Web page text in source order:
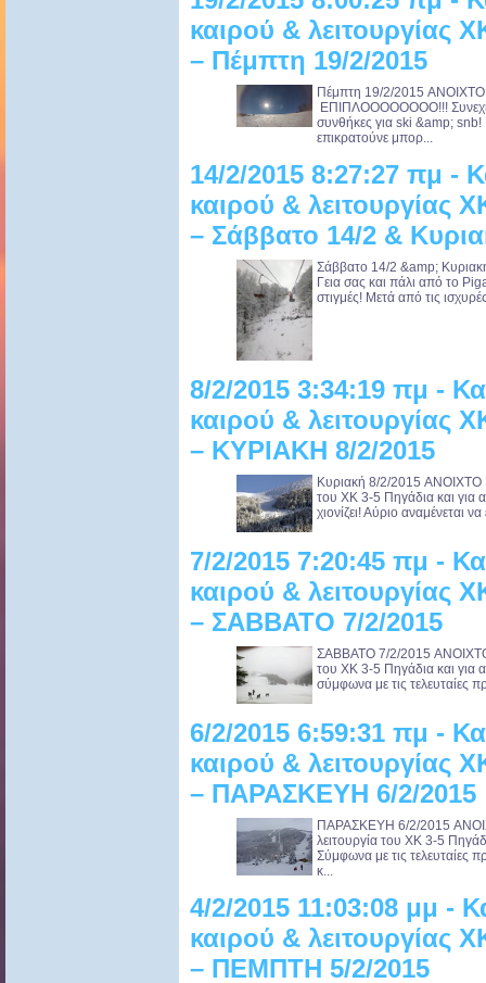
καιρού &
– Πέμπτη 19/2/2015
Πέμπτη 19/2/2015
ΕΠΙΠΛΟΟΟΟΟΟΟΟ!!!
συνθήκες για ski &amp; snb!
επικρατούνε μπορ...
14/2/2015 8:27:27 πμ -
καιρού &
– Σάββατο 14/2 &
Σάββατο 14/2 &amp;
Γεια σας και πάλι από το
στιγμές! Μετά από τις
8/2/2015 3:34:19 πμ -
καιρού &
– ΚΥΡΙΑΚΗ 8/2/2015
Κυριακή 8/2/2015
του ΧΚ 3-5 Πηγάδια και για
χιονίζει! Αύριο αναμένεται
7/2/2015 7:20:45 πμ -
καιρού &
– ΣΑΒΒΑΤΟ 7/2/2015
ΣΑΒΒΑΤΟ 7/2/2015
του ΧΚ 3-5 Πηγάδια και για
σύμφωνα με τις τελευταίες
6/2/2015 6:59:31 πμ -
καιρού &
– ΠΑΡΑΣΚΕΥΗ 6/2/2015
ΠΑΡΑΣΚΕΥΗ 6/2/2015
λειτουργία του ΧΚ 3-5
Σύμφωνα με τις τελευταίες
κ...
4/2/2015 11:03:08 μμ -
καιρού &
– ΠΕΜΠΤΗ 5/2/2015